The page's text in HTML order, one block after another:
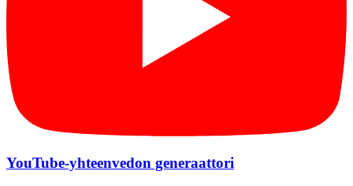
YouTube-yhteenvedon generaattori